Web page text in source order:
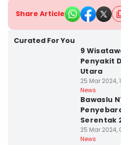
Share Article
Curated For You
9
Penyakit
Utara
25 Mar 2024,
News
Bawaslu
Serentak
25 Mar 2024,
News